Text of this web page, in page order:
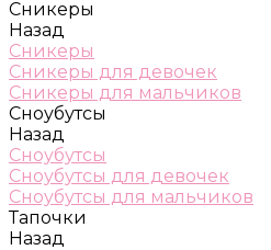
Сникеры
Назад
Сникеры
Сникеры для девочек
Сникеры для мальчиков
Сноубутсы
Назад
Сноубутсы
Сноубутсы для девочек
Сноубутсы для мальчиков
Тапочки
Назад